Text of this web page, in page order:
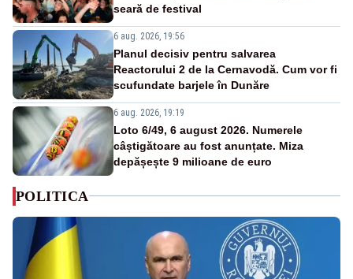
seară de festival
6 aug. 2026, 19:56
Planul decisiv pentru salvarea
Reactorului 2 de la Cernavodă. Cum vor fi
scufundate barjele în Dunăre
6 aug. 2026, 19:19
Loto 6/49, 6 august 2026. Numerele
câștigătoare au fost anunțate. Miza
depășește 9 milioane de euro
POLITICA